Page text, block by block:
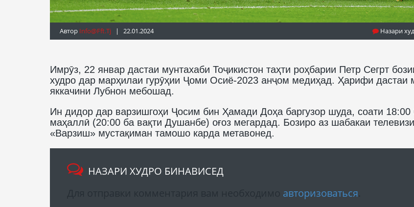
Автор Info@fft.tj | 22.01.2024 Назари
Имрӯз, 22 январ дастаи мунтахаби Тоҷикистон таҳти роҳбарии Петр Сегрт
худро дар марҳилаи гурӯҳии Ҷоми Осиё-2023 анҷом медиҳад. Ҳарифи дастаи
яккачини Лубнон мебошад.
Ин дидор дар варзишгоҳи Ҷосим бин Ҳамади Доҳа баргузор шуда, соати 18:00
маҳаллӣ (20:00 ба вақти Душанбе) оғоз мегардад. Бозиро аз шабакаи
«Варзиш» мустақиман тамошо карда метавонед.
НАЗАРИ ХУДРО БИНАВИСЕД
авторизоваться